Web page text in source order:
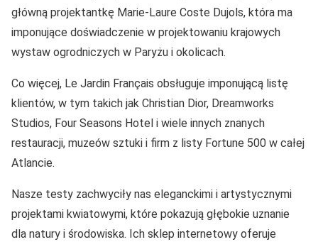
główną projektantkę Marie-Laure Coste Dujols, która ma
imponujące doświadczenie w projektowaniu krajowych
wystaw ogrodniczych w Paryżu i okolicach.
Co więcej, Le Jardin Français obsługuje imponującą listę
klientów, w tym takich jak Christian Dior, Dreamworks
Studios, Four Seasons Hotel i wiele innych znanych
restauracji, muzeów sztuki i firm z listy Fortune 500 w całej
Atlancie.
Nasze testy zachwyciły nas eleganckimi i artystycznymi
projektami kwiatowymi, które pokazują głębokie uznanie
dla natury i środowiska. Ich sklep internetowy oferuje